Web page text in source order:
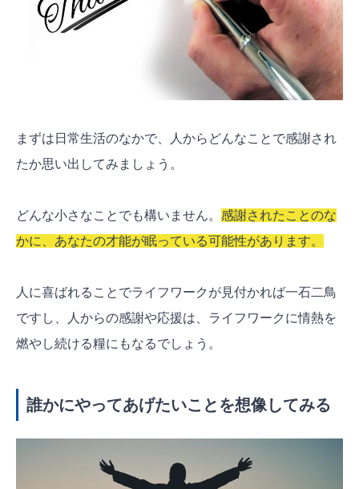
まずは日常生活のなかで、人からどんなことで感謝され
たか思い出してみましょう。
どんな小さなことでも構いません。 感謝されたことのな
かに、あなたの才能が眠っている可能性があります。
人に喜ばれることでライフワークが見付かれば一石二鳥
ですし、人からの感謝や応援は、ライフワークに情熱を
燃やし続ける糧にもなるでしょう。
誰かにやってあげたいことを想像してみる